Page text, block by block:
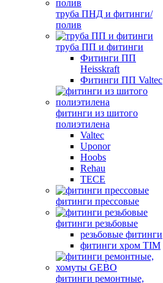
труба ПНД и фитинги/
полив
труба ПП и фитинги
Фитинги ПП
Heisskraft
Фитинги ПП Valtec
фитинги из шитого
полиэтилена
Valtec
Uponor
Hoobs
Rehau
TECE
фитинги прессовые
фитинги резьбовые
резьбовые фитинги
фитинги хром TIM
фитинги ремонтные,